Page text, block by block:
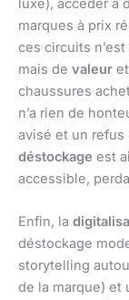
luxe), accéder à
marques à prix
ces circuits
mais de valeur
chaussures
n’a rien de
avisé et un refus
déstockage est
accessible,
Enfin, la
déstockage
storytelling
de la marque) et